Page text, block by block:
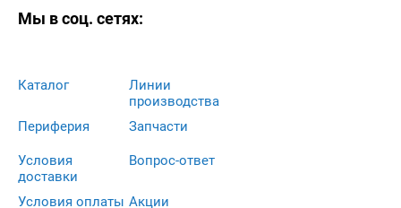
Мы в соц. сетях:
Каталог
Периферия
Линии
производства
Запчасти
Условия
доставки
Условия оплаты
Вопрос-ответ
Акции